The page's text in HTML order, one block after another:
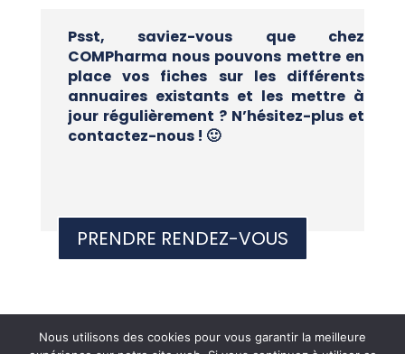
Psst, saviez-vous que chez
COMPharma nous pouvons mettre en
place vos fiches sur les différents
annuaires existants et les mettre à
jour régulièrement ? N’hésitez-plus et
contactez-nous ! 🙂
PRENDRE RENDEZ-VOUS
Nous utilisons des cookies pour vous garantir la meilleure